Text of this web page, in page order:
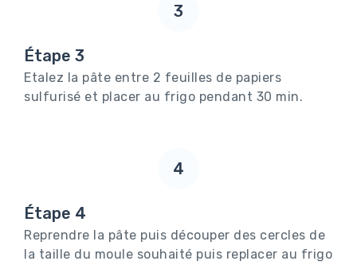
3
Étape 3
Etalez la pâte entre 2 feuilles de papiers
sulfurisé et placer au frigo pendant 30 min.
4
Étape 4
Reprendre la pâte puis découper des cercles de
la taille du moule souhaité puis replacer au frigo